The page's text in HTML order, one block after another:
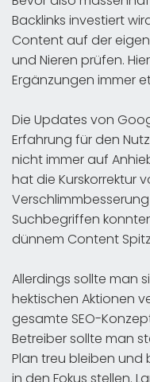
Backlinks investiert
Content auf der
und Nieren prüfen.
Ergänzungen immer
Die Updates von
Erfahrung für den
nicht immer auf
hat die Kurskorrektur
Suchbegriffen
dünnem Content
Allerdings sollte man
hektischen Aktionen
gesamte SEO-
Betreiber sollte man
Plan treu bleiben und